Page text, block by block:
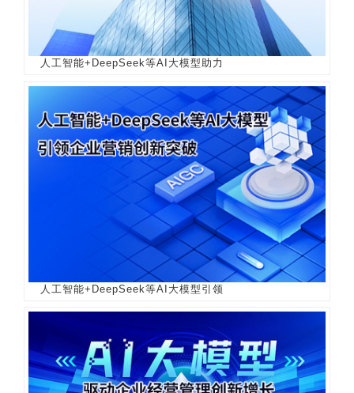
人工智能+DeepSeek等AI大模型助力
人工智能+DeepSeek等AI大模型引领